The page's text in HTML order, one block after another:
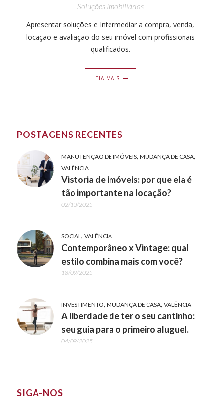
Soluções Imobiliárias
Apresentar soluções e Intermediar a compra, venda,
locação e avaliação do seu imóvel com profissionais
qualificados.
LEIA MAIS
POSTAGENS RECENTES
MANUTENÇÃO DE IMÓVEIS, MUDANÇA DE CASA,
VALÊNCIA
Vistoria de imóveis: por que ela é
tão importante na locação?
02/10/2025
SOCIAL, VALÊNCIA
Contemporâneo x Vintage: qual
estilo combina mais com você?
18/09/2025
INVESTIMENTO, MUDANÇA DE CASA, VALÊNCIA
A liberdade de ter o seu cantinho:
seu guia para o primeiro aluguel.
04/09/2025
SIGA-NOS